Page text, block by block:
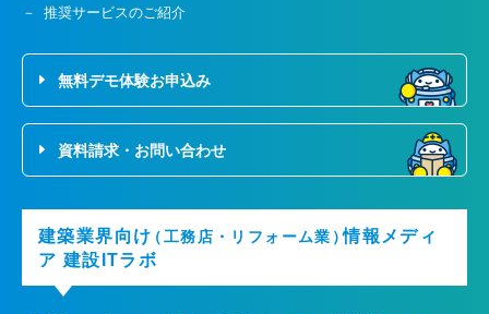
推奨サービスのご紹介
無料デモ体験お申込み
資料請求・お問い合わせ
建築業界向け（工務店・リフォーム業）情報メディ
ア 建設ITラボ